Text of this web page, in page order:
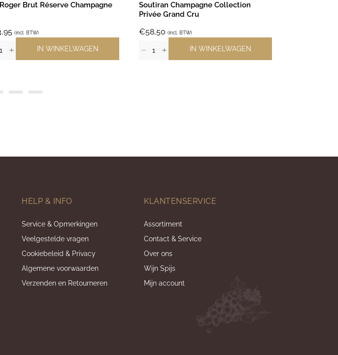
Brut Réserve Champagne
(incl. BTW)
IN WINKELWAGEN
Soutiran Champagne Collection
Privée Grand Cru
€58,50 (incl. BTW)
IN WINKELWAGEN
HELP & INFO
Service & Opmerkingen
Veelgestelde vragen
Cookiebeleid & Privacy
Algemene voorwaarden
Verzenden en Retourneren
KLANTENSERVICE
Assortiment
Contact & Service
Over ons
Wijn Spijs
Mijn account